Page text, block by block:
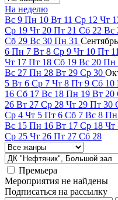
На неделю
Вс 9 Пн 10 Вт 11 Ср 12 Чт
Ср 19 Чт 20 Пт 21 Сб 22 Вс
Сб 29 Вс 30 Пн 31 Сентябрь
6 Пн 7 Вт 8 Ср 9 Чт 10 Пт 11
Чт 17 Пт 18 Сб 19 Вс 20 Пн
Вс 27 Пн 28 Вт 29 Ср 30
5 Вт 6 Ср 7 Чт 8 Пт 9 Сб 10
16 Сб 17 Вс 18 Пн 19 Вт 20
26 Вт 27 Ср 28 Чт 29 Пт 30
Ср 4 Чт 5 Пт 6 Сб 7 Вс 8 Пн
Вс 15 Пн 16 Вт 17 Ср 18 Чт
Ср 25 Чт 26 Пт 27 Сб 28
Премьера
Мероприятия не найдены
Подписаться на рассылку